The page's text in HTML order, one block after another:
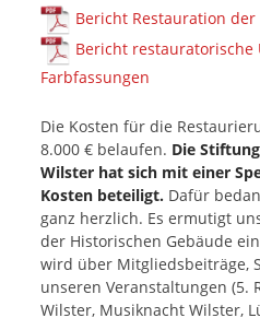
Bericht Restauration
Bericht
Farbfassungen
Die Kosten für die
8.000 € belaufen. Die
Wilster hat sich mit einer
Kosten beteiligt. Dafür
ganz herzlich. Es ermutigt
der Historischen Gebäude
wird über Mitgliedsbeiträge,
unseren Veranstaltungen (5.
Wilster, Musiknacht Wilster,